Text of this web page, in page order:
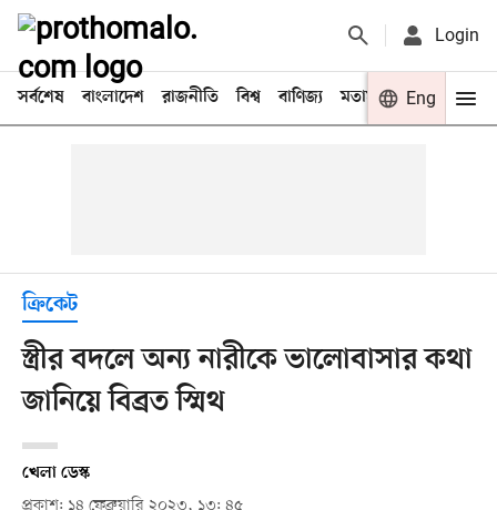
Login
সর্বশেষ বাংলাদেশ রাজনীতি বিশ্ব বাণিজ্য মতামত খেলা
Eng
ক্রিকেট
স্ত্রীর বদলে অন্য নারীকে ভালোবাসার কথা
জানিয়ে বিব্রত স্মিথ
খেলা ডেস্ক